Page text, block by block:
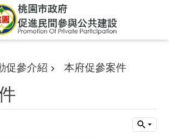
促參介紹 本府促參案件